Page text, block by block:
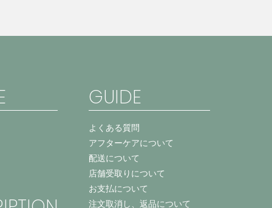
GUIDE
よくある質問
アフターケアについて
配送について
店舗受取りについて
お支払について
注文取消し、返品について